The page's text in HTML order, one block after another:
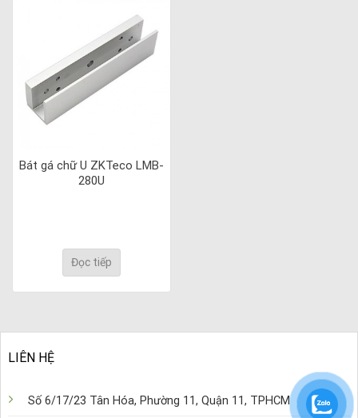
Bát gá chữ U ZKTeco LMB-
280U
Đọc tiếp
LIÊN HỆ
Số 6/17/23 Tân Hóa, Phường 11, Quận 11, TPHCM